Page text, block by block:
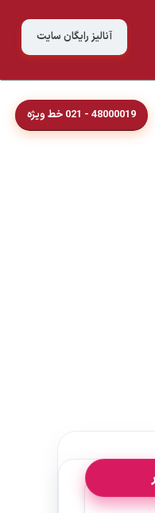
آنالیز رایگان سایت
48000019 - 021 خط ویژه